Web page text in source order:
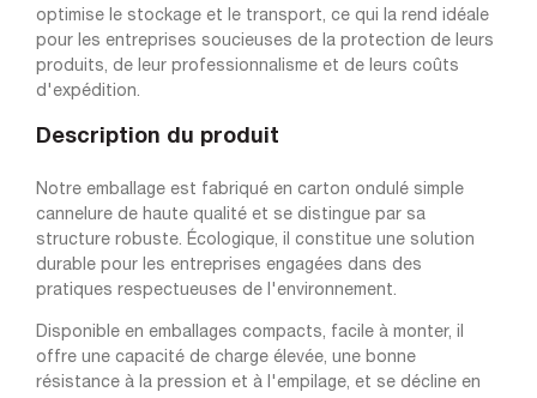
optimise le stockage et le transport, ce qui la rend idéale
pour les entreprises soucieuses de la protection de leurs
produits, de leur professionnalisme et de leurs coûts
d'expédition.
Description du produit
Notre emballage est fabriqué en carton ondulé simple
cannelure de haute qualité et se distingue par sa
structure robuste. Écologique, il constitue une solution
durable pour les entreprises engagées dans des
pratiques respectueuses de l'environnement.
Disponible en emballages compacts, facile à monter, il
offre une capacité de charge élevée, une bonne
résistance à la pression et à l'empilage, et se décline en